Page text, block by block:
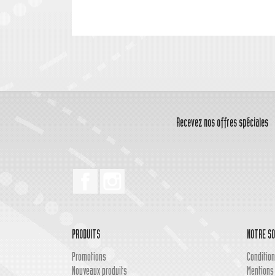
Recevez nos offres spéciales
PRODUITS
Promotions
Nouveaux produits
NOTRE